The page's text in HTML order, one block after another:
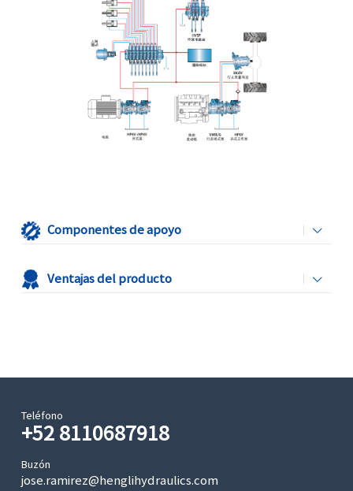
Componentes de apoyo
Ventajas del producto
Teléfono
+52 8110687918
Buzón
jose.ramirez@henglihydraulics.com